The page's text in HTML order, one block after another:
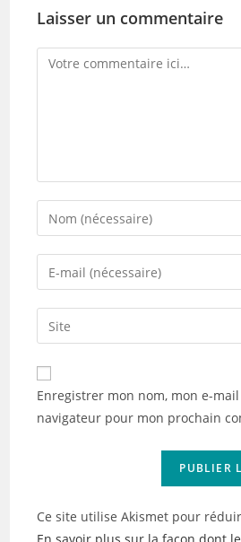
Laisser un commentaire
Comment
Enter
your
name
comment
Enter
your
email
address
comment
Saisir
l’URL
de
votre
(facultatif)
Enregistrer mon nom, mon e-
navigateur pour mon prochain
Ce site utilise Akismet pour